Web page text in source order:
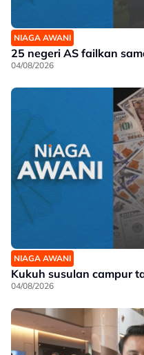
NIAGA AWANI
25 negeri AS failkan
04/08/2026
NIAGA AWANI
Kukuh susulan campur
04/08/2026